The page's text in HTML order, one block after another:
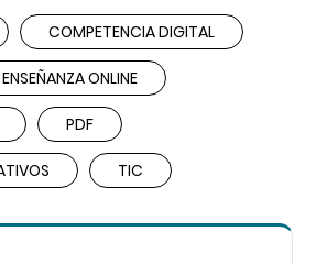
COMPETENCIA DIGITAL
ENSEÑANZA ONLINE
PDF
TIC